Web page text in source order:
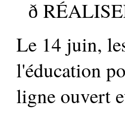
ð
Le 14 juin,
l'éducation
ligne ouvert